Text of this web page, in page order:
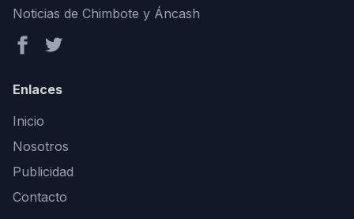
Noticias de Chimbote y Áncash
Enlaces
Inicio
Nosotros
Publicidad
Contacto